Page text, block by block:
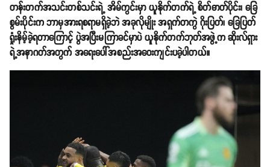
တန်းတက်အသင်းတစ်သင်းရဲ့ အိမ်ကွင်းမှာ ယူနိုက်တက်ရဲ့ စိတ်ဓာတ်ပိုင်း၊ ခြေ
စွမ်းပိုင်းက ဘာမှအားရစရာမရှိခဲ့ဘဲ အခုလိုမျိုး အရှက်တကွဲ ဂိုးပြတ်၊ ခြေပြတ်
ရှုံးနိမ့်ခဲ့ရတာကြောင့် ပွဲအပြီးမကြာခင်မှာပဲ ယူနိုက်တက်ဘုတ်အဖွဲ့က ဆိုးလ်ရှား
ရဲ့အနာဂတ်အတွက် အရေးပေါ်အစည်းအဝေးကျင်းပခဲ့ပါတယ်။